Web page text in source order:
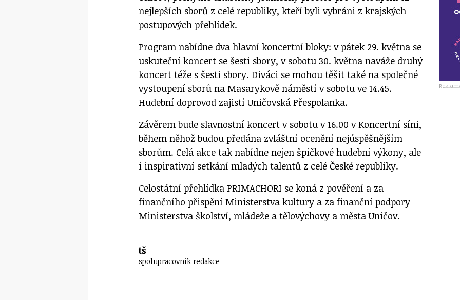
nejlepších sborů z celé republiky, kteří byli vybráni z krajských
postupových přehlídek.
Program nabídne dva hlavní koncertní bloky: v pátek 29. května se
uskuteční koncert se šesti sbory, v sobotu 30. května naváže druhý
koncert téže s šesti sbory. Diváci se mohou těšit také na společné
vystoupení sborů na Masarykově náměstí v sobotu ve 14.45.
Hudební doprovod zajistí Uničovská Přespolanka.
Závěrem bude slavnostní koncert v sobotu v 16.00 v Koncertní síni,
během něhož budou předána zvláštní ocenění nejúspěšnějším
sborům. Celá akce tak nabídne nejen špičkové hudební výkony, ale
i inspirativní setkání mladých talentů z celé České republiky.
Celostátní přehlídka PRIMACHORI se koná z pověření a za
finančního přispění Ministerstva kultury a za finanční podpory
Ministerstva školství, mládeže a tělovýchovy a města Uničov.
tš
spolupracovník redakce